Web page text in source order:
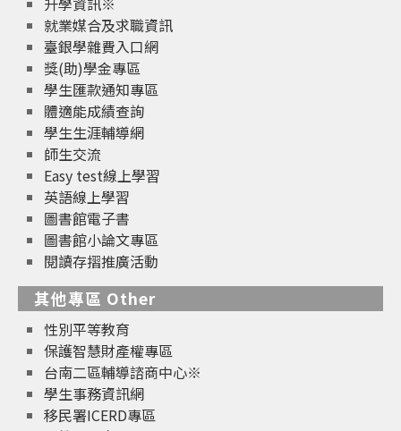
就業媒合及求職資訊
臺銀學雜費入口網
獎(助)學金專區
學生匯款通知專區
體適能成績查詢
學生生涯輔導網
師生交流
Easy test線上學習
英語線上學習
圖書館電子書
圖書館小論文專區
閱讀存摺推廣活動
其他專區 Other
性別平等教育
保護智慧財產權專區
台南二區輔導諮商中心※
學生事務資訊網
移民署ICERD專區